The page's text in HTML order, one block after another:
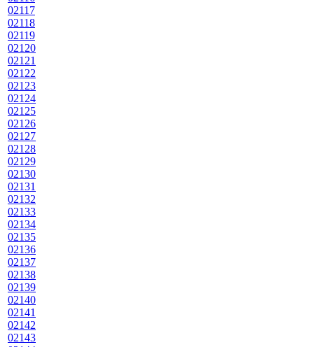
02117
02118
02119
02120
02121
02122
02123
02124
02125
02126
02127
02128
02129
02130
02131
02132
02133
02134
02135
02136
02137
02138
02139
02140
02141
02142
02143